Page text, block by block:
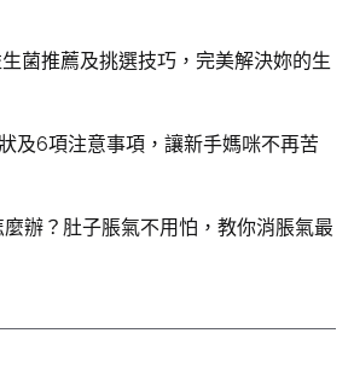
菌推薦及挑選技巧，完美解決妳的生
及6項注意事項，讓新手媽咪不再苦
辦？肚子脹氣不用怕，教你消脹氣最